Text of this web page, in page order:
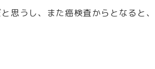
思うし、また癌検査からとなると